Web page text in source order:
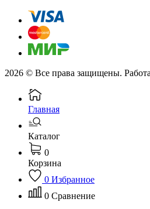
2026 © Все права защищены.
Главная
Каталог
0
Корзина
0 Избранное
0 Сравнение